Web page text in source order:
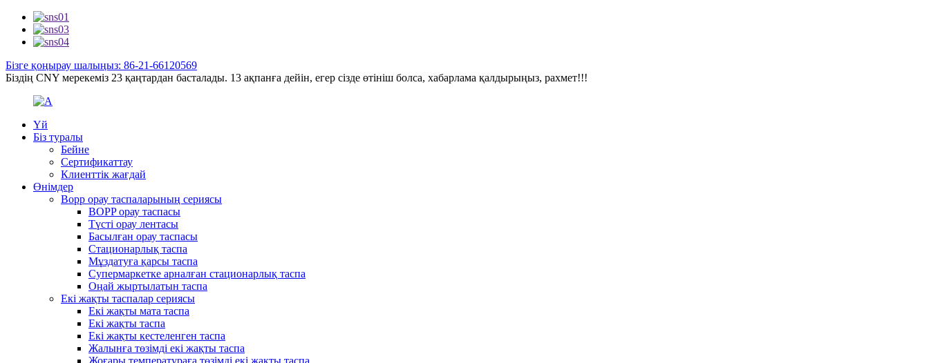
Бізге қоңырау шалыңыз: 86-21-66120569
Біздің CNY мерекеміз 23 қаңтардан басталады. 13 ақпанға дейін, егер сізде өтініш болса, хабарлама қалдырыңыз, рахмет!!!
Үй
Біз туралы
Бейне
Сертификаттау
Клиенттік жағдай
Өнімдер
Bopp орау таспаларының сериясы
BOPP орау таспасы
Түсті орау лентасы
Басылған орау таспасы
Стационарлық таспа
Мұздатуға қарсы таспа
Супермаркетке арналған стационарлық таспа
Оңай жыртылатын таспа
Екі жақты таспалар сериясы
Екі жақты мата таспа
Екі жақты таспа
Екі жақты кестеленген таспа
Жалынға төзімді екі жақты таспа
Жоғары температураға төзімді екі жақты таспа